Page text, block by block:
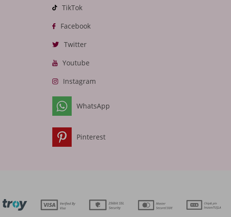
TikTok
Facebook
Twitter
Youtube
Instagram
WhatsApp
Pinterest